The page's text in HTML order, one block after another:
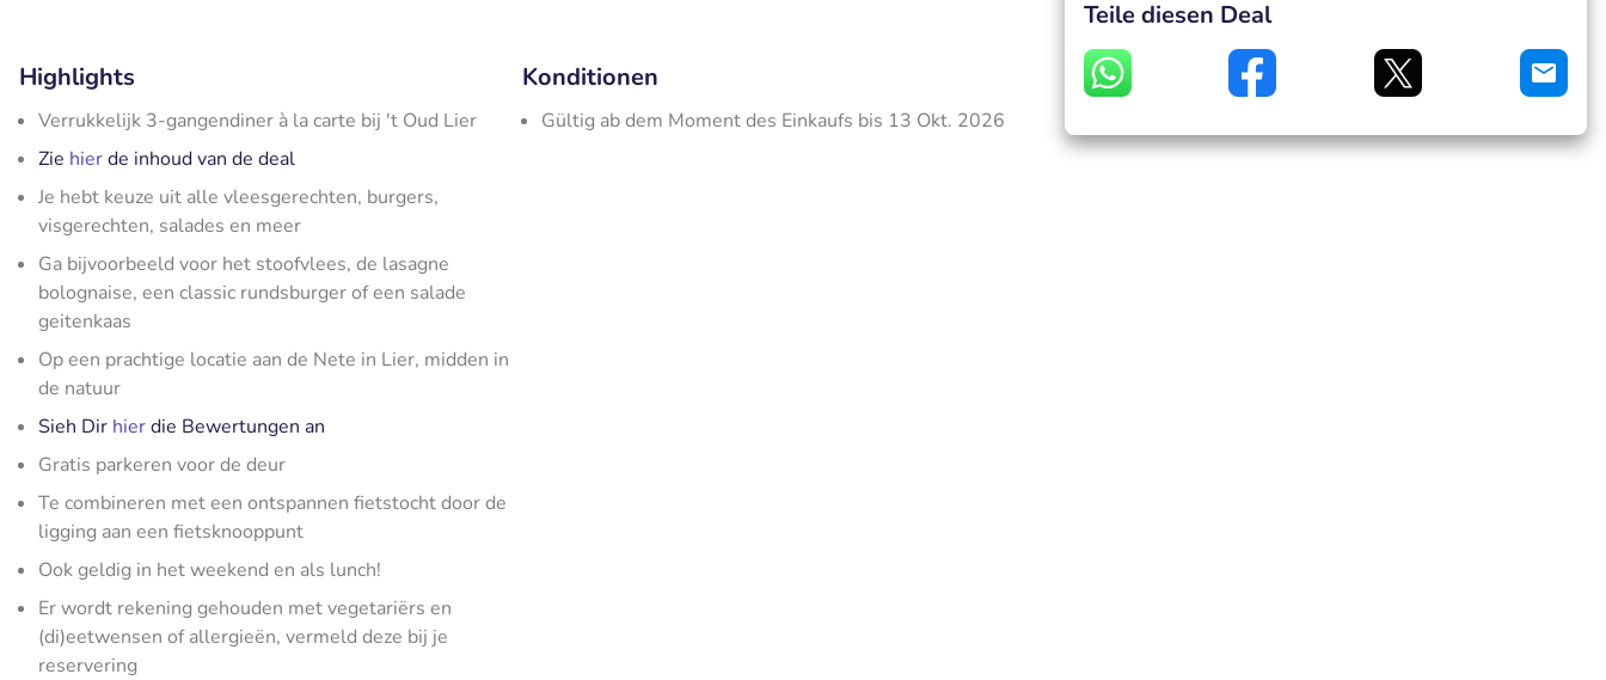
Highlights
Verrukkelijk 3-gangendiner à la carte bij 't Oud Lier
Zie hierde inhoud van de deal
Je hebt keuze uit alle vleesgerechten, burgers,
visgerechten, salades en meer
Ga bijvoorbeeld voor het stoofvlees, de lasagne
bolognaise, een classic rundsburger of een salade
geitenkaas
Op een prachtige locatie aan de Nete in Lier, midden in
de natuur
Sieh Dir hierdie Bewertungen an
Gratis parkeren voor de deur
Te combineren met een ontspannen fietstocht door de
ligging aan een fietsknooppunt
Ook geldig in het weekend en als lunch!
Er wordt rekening gehouden met vegetariërs en
(di)eetwensen of allergieën, vermeld deze bij je
reservering
Konditionen
Gültig ab dem Moment des Einkaufs bis 13 Okt. 2026
Teile diesen Deal